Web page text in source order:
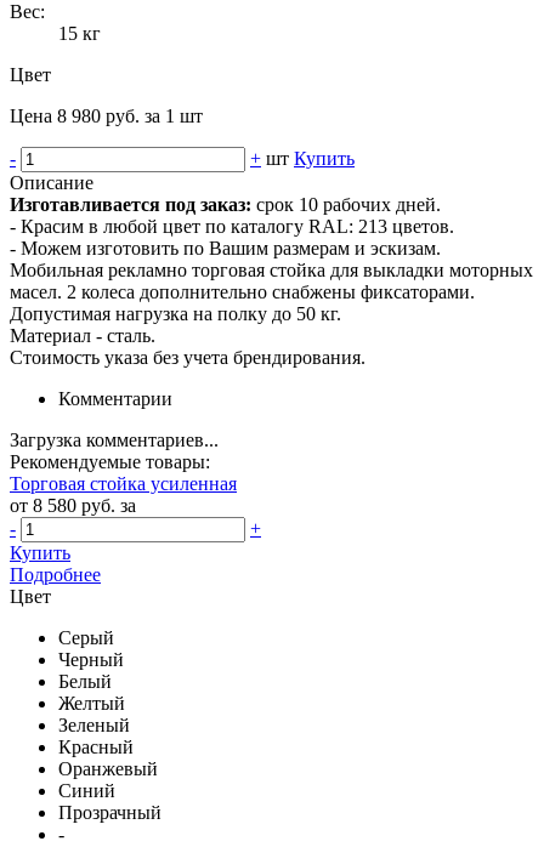
Вес:
15 кг
Цвет
Цена 8 980 руб. за 1 шт
- + шт Купить
Описание
Изготавливается под заказ: срок 10 рабочих дней.
- Красим в любой цвет по каталогу RAL: 213 цветов.
- Можем изготовить по Вашим размерам и эскизам.
Мобильная рекламно торговая стойка для выкладки моторных
масел. 2 колеса дополнительно снабжены фиксаторами.
Допустимая нагрузка на полку до 50 кг.
Материал - сталь.
Стоимость указа без учета брендирования.
Комментарии
Загрузка комментариев...
Рекомендуемые товары:
Торговая стойка усиленная
от 8 580 руб. за
-
+
Купить
Подробнее
Цвет
Серый
Черный
Белый
Желтый
Зеленый
Красный
Оранжевый
Синий
Прозрачный
-